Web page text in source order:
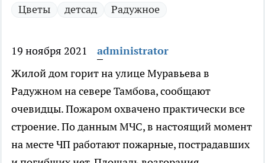
Цветы детсад Радужное
19 ноября 2021
administrator
Жилой дом горит на улице Муравьева в
Радужном на севере Тамбова, сообщают
очевидцы. Пожаром охвачено практически все
строение. По данным МЧС, в настоящий момент
на месте ЧП работают пожарные, пострадавших